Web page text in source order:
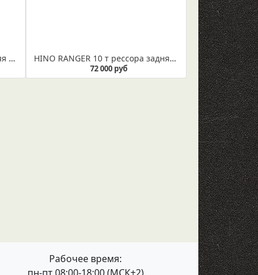
HINO RANGER 5т рессора задняя с подрессорником (Арт. IR 16-10) Рессора не укомплектована втулкой HINO RANGER 10 т рессора задняя (Арт. R 16-02в) Рессора укомплектована втулкой диаметром 33 мм
72 000 руб
Рабочее время: